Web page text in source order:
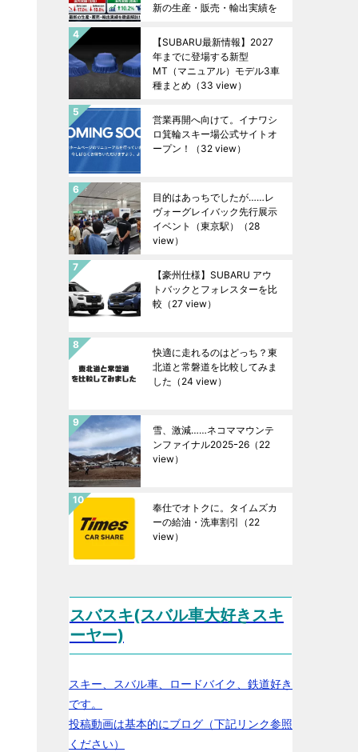
新の生産・販売・輸出実績を
【SUBARU最新情報】2027
年までに登場する新型
MT（マニュアル）モデル3車
種まとめ （33 view）
営業再開へ向けて。イナワシ
ロ箕輪スキー場公式サイトオ
ープン！
（32 view）
目的はあっちでしたが……レ
ヴォーグレイバック先行展示
イベント（東京駅）
（28
view）
【豪州仕様】SUBARU アウ
トバックとフォレスターを比
較 （27 view）
快適に走れるのはどっち？東
北道と常磐道を比較してみま
した （24 view）
雪、激減……ネコママウンテ
ンファイナル2025ｰ26 （22
view）
奉仕でオトクに。タイムズカ
ーの給油・洗車割引 （22
view）
スバスキ(スバル車大好きスキ
ーヤー)
スキー、スバル車、ロードバイク、鉄道好き
です。
投稿動画は基本的にブログ（下記リンク参照
ください）